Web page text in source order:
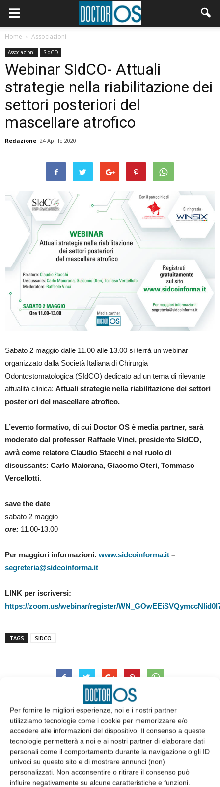
Per fornire le migliori esperienze, noi e i nostri partner
utilizziamo tecnologie come i cookie per memorizzare e/o
accedere alle informazioni del dispositivo. Il consenso a queste
tecnologie permetterà a noi e ai nostri partner di elaborare dati
personali come il comportamento durante la navigazione o gli ID
univoci su questo sito e di mostrare annunci (non)
personalizzati. Non acconsentire o ritirare il consenso può
influire negativamente su alcune caratteristiche e funzioni.
Home Associazioni
Associazioni SIdCO
Webinar SIdCO- Attuali
strategie nella riabilitazione dei
settori posteriori del
mascellare atrofico
Redazione 24 Aprile 2020
Sabato 2 maggio dalle 11.00 alle 13.00 si terrà un webinar
organizzato dalla Società Italiana di Chirurgia
Odontostomatologica (SIdCO) dedicato ad un tema di rilevante
attualità clinica: Attuali strategie nella riabilitazione dei settori
posteriori del mascellare atrofico.
L’evento formativo, di cui Doctor OS è media partner, sarà
moderato dal professor Raffaele Vinci, presidente SIdCO,
avrà come relatore Claudio Stacchi e nel ruolo di
discussants: Carlo Maiorana, Giacomo Oteri, Tommaso
Vercellotti.
save the date
sabato 2 maggio
ore: 11.00-13.00
Per maggiori informazioni: www.sidcoinforma.it –
segreteria@sidcoinforma.it
LINK per iscriversi:
https://zoom.us/webinar/register/
TAGS SIDCO
Articolo precedente
AlfaDocs lancia la Videovisita
gratuita per medici e
professionisti sanitari
Articolo successivo
Odontoiatria infantile e CoVID-­
19: verso la fase 2